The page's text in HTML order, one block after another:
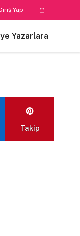
Yap
Yazarlara
Takip